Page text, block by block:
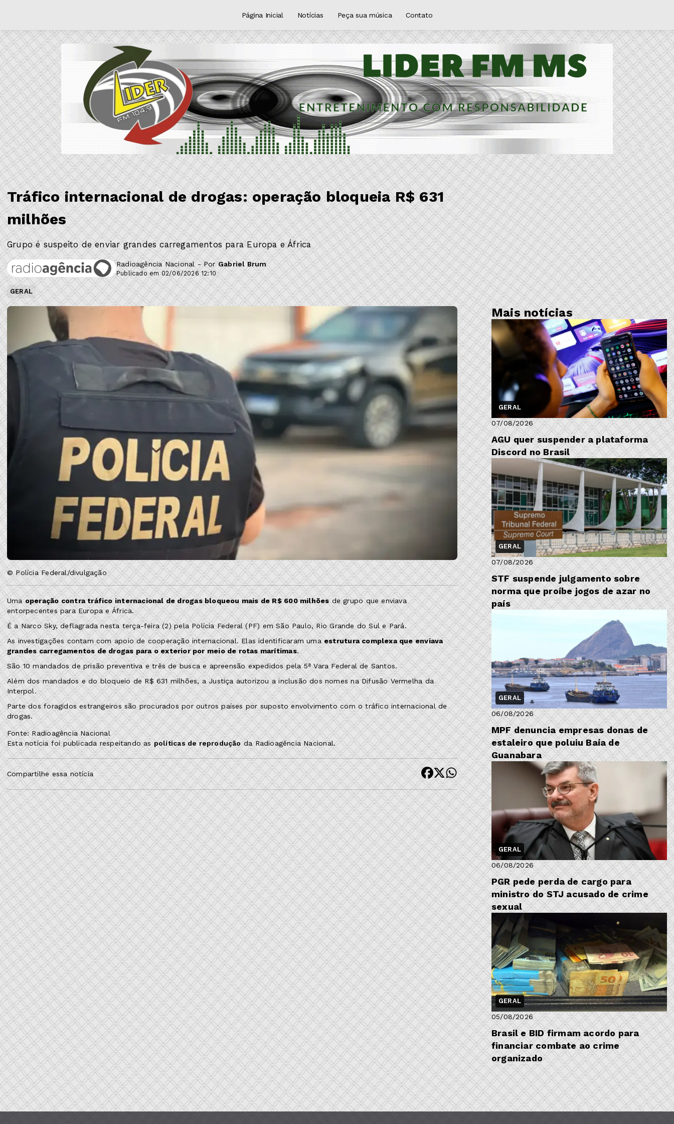
Página Inicial Notícias Peça sua música Contato
Tráfico internacional de drogas: operação bloqueia R$ 631
milhões
Grupo é suspeito de enviar grandes carregamentos para Europa e África
Radioagência Nacional - PorGabriel Brum
Publicado em 02/06/2026 12:10
GERAL
© Polícia Federal/divulgação
Uma operação contra tráfico internacional de drogas bloqueou mais de R$ 600 milhões de grupo que enviava
entorpecentes para Europa e África.
É a Narco Sky, deflagrada nesta terça-feira (2) pela Polícia Federal (PF) em São Paulo, Rio Grande do Sul e Pará.
As investigações contam com apoio de cooperação internacional. Elas identificaram umaestrutura complexa que enviava
grandes carregamentos de drogas para o exterior por meio de rotas marítimas.
São 10 mandados de prisão preventiva e três de busca e apreensão expedidos pela 5ª Vara Federal de Santos.
Além dos mandados e do bloqueio de R$ 631 milhões, a Justiça autorizou a inclusão dos nomes na Difusão Vermelha da
Interpol.
Parte dos foragidos estrangeiros são procurados por outros países por suposto envolvimento com o tráfico internacional de
drogas.
Fonte: Radioagência Nacional
Esta notícia foi publicada respeitando as políticas de reproduçãoda Radioagência Nacional.
Compartilhe essa notícia
Mais notícias
GERAL
07/08/2026
AGU quer suspender a plataforma
Discord no Brasil
GERAL
07/08/2026
STF suspende julgamento sobre
norma que proíbe jogos de azar no
país
GERAL
06/08/2026
MPF denuncia empresas donas de
estaleiro que poluiu Baía de
Guanabara
GERAL
06/08/2026
PGR pede perda de cargo para
ministro do STJ acusado de crime
sexual
GERAL
05/08/2026
Brasil e BID firmam acordo para
financiar combate ao crime
organizado